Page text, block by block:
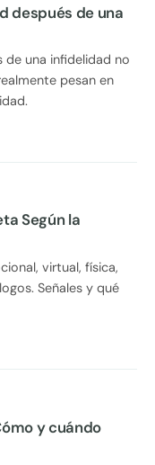
después de una
de una infidelidad no
pesan en
Según la
virtual, física,
Señales y qué
y cuándo